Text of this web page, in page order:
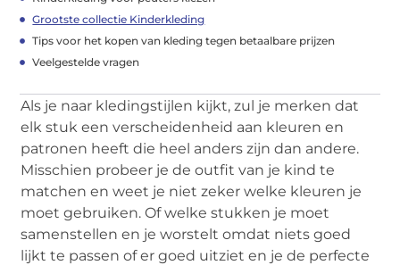
Grootste collectie Kinderkleding
Tips voor het kopen van kleding tegen betaalbare prijzen
Veelgestelde vragen
Als je naar kledingstijlen kijkt, zul je merken dat
elk stuk een verscheidenheid aan kleuren en
patronen heeft die heel anders zijn dan andere.
Misschien probeer je de outfit van je kind te
matchen en weet je niet zeker welke kleuren je
moet gebruiken. Of welke stukken je moet
samenstellen en je worstelt omdat niets goed
lijkt te passen of er goed uitziet en je de perfecte